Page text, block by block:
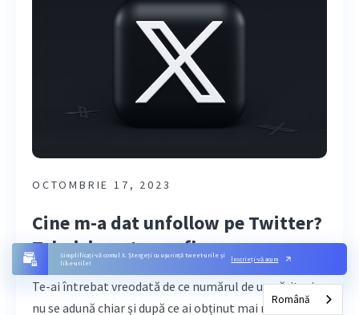
Simplificați-vă contul X. Ștergeți cu ușurință tweet-urile și
like-urile!
Înscrieți-vă acum
OCTOMBRIE 17, 2023
Cine m-a dat unfollow pe Twitter?
Tehnici pentru a afla
Te-ai întrebat vreodată de ce numărul de urmăritori
nu se adună chiar și după ce ai obținut mai mulți
Română